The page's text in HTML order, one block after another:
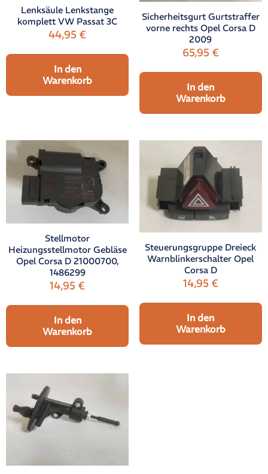
Lenksäule Lenkstange
komplett VW Passat 3C
44,95€
In den
Warenkorb
Sicherheitsgurt Gurtstraffer
vorne rechts Opel Corsa D
2009
65,95 €
In den
Warenkorb
Stellmotor
Heizungsstellmotor Gebläse
Opel Corsa D 21000700,
1486299
14,95€
In den
Warenkorb
Steuerungsgruppe Dreieck
Warnblinkerschalter Opel
Corsa D
14,95 €
In den
Warenkorb